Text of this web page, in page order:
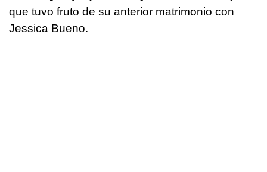
que tuvo fruto de su anterior matrimonio con
Jessica Bueno.